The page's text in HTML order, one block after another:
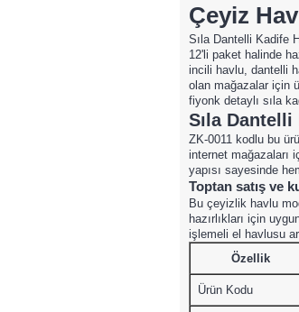
Çeyiz
Sıla Dantelli Kadife
12'li paket halinde
incili havlu, dantelli
olan mağazalar için
fiyonk detaylı sıla
Sıla
ZK-0011 kodlu bu
internet mağazaları
yapısı sayesinde
Toptan satış ve
Bu çeyizlik havlu
hazırlıkları için
işlemeli el havlusu
Özellik
Ürün Kodu